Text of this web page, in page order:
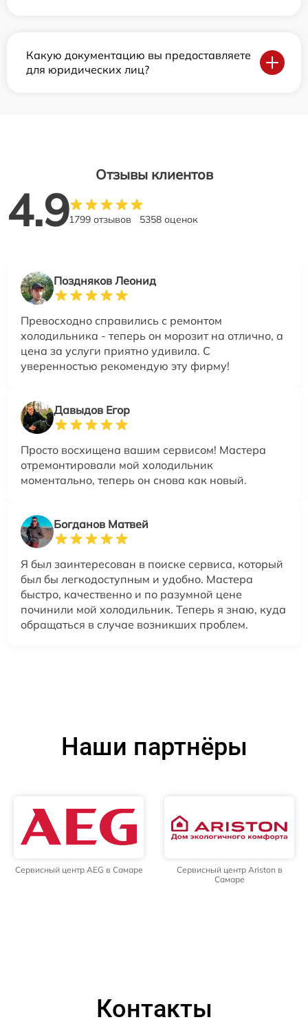
Какую документацию вы предоставляете
для юридических лиц?
Отзывы клиентов
4.91799 отзывов 5358 оценок
Поздняков Леонид
Превосходно справились с ремонтом
холодильника - теперь он морозит на отлично, а
цена за услуги приятно удивила. С
уверенностью рекомендую эту фирму!
Давыдов Егор
Просто восхищена вашим сервисом! Мастера
отремонтировали мой холодильник
моментально, теперь он снова как новый.
Богданов Матвей
Я был заинтересован в поиске сервиса, который
был бы легкодоступным и удобно. Мастера
быстро, качественно и по разумной цене
починили мой холодильник. Теперь я знаю, куда
обращаться в случае возникших проблем.
Наши партнёры
Сервисный центр AEG в Самаре
Сервисный центр Ariston в
Самаре
Контакты